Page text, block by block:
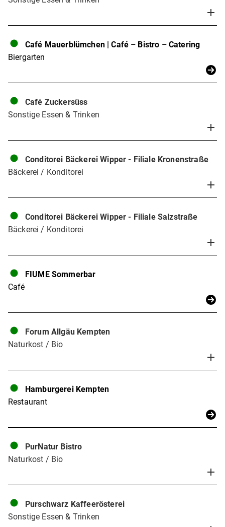
Café Mauerblümchen | Café – Bistro – Catering
Biergarten
Café Zuckersüss
Sonstige Essen & Trinken
Conditorei Bäckerei Wipper - Filiale Kronenstraße
Bäckerei / Konditorei
Conditorei Bäckerei Wipper - Filiale Salzstraße
Bäckerei / Konditorei
FIUME Sommerbar
Café
Forum Allgäu Kempten
Naturkost / Bio
Hamburgerei Kempten
Restaurant
PurNatur Bistro
Naturkost / Bio
Purschwarz Kaffeerösterei
Sonstige Essen & Trinken